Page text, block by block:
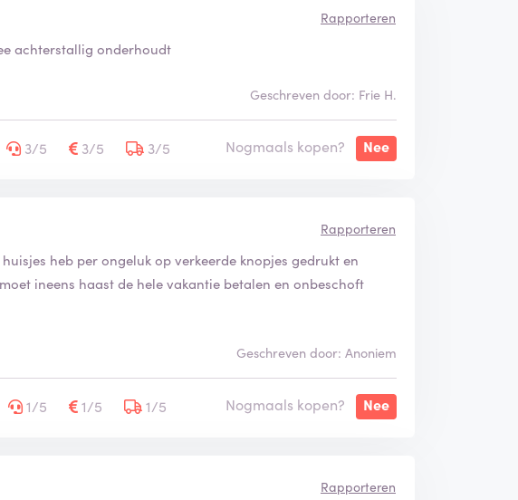
Rapporteren
achterstallig onderhoudt
Geschreven door: Frie H.
3/5 3/5 3/5 Nogmaals kopen? Nee
Rapporteren
heb per ongeluk op verkeerde knopjes gedrukt en
ineens haast de hele vakantie betalen en onbeschoft
Geschreven door: Anoniem
1/5 1/5 1/5 Nogmaals kopen? Nee
Rapporteren